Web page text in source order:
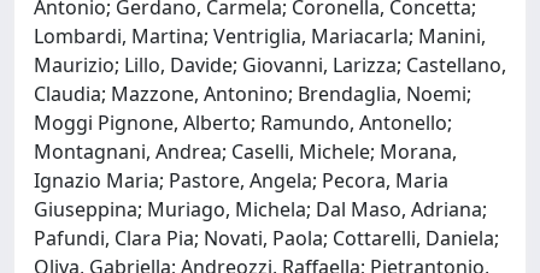
Antonio; Gerdano, Carmela; Coronella, Concetta;
Lombardi, Martina; Ventriglia, Mariacarla; Manini,
Maurizio; Lillo, Davide; Giovanni, Larizza; Castellano,
Claudia; Mazzone, Antonino; Brendaglia, Noemi;
Moggi Pignone, Alberto; Ramundo, Antonello;
Montagnani, Andrea; Caselli, Michele; Morana,
Ignazio Maria; Pastore, Angela; Pecora, Maria
Giuseppina; Muriago, Michela; Dal Maso, Adriana;
Pafundi, Clara Pia; Novati, Paola; Cottarelli, Daniela;
Oliva, Gabriella; Andreozzi, Raffaella; Pietrantonio,